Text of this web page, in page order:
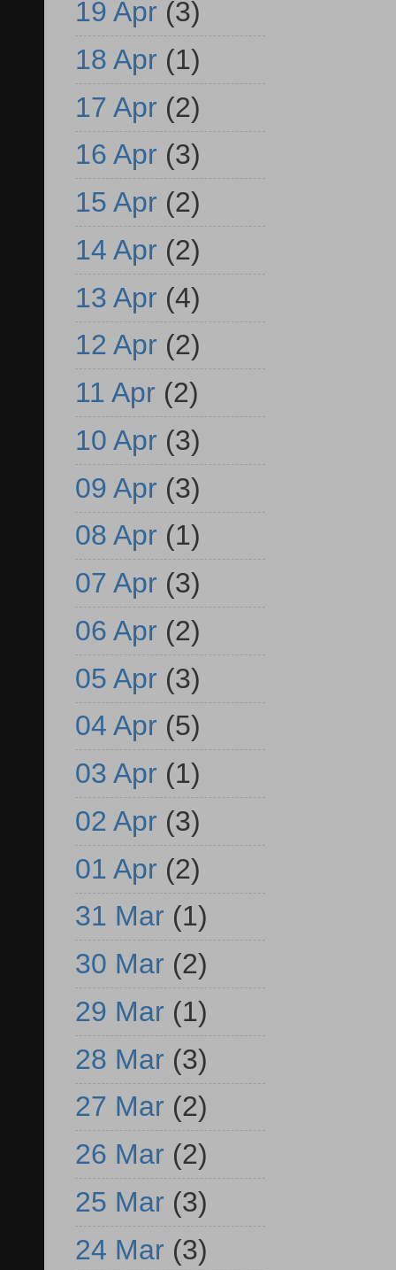
19 Apr (3)
18 Apr (1)
17 Apr (2)
16 Apr (3)
15 Apr (2)
14 Apr (2)
13 Apr (4)
12 Apr (2)
11 Apr (2)
10 Apr (3)
09 Apr (3)
08 Apr (1)
07 Apr (3)
06 Apr (2)
05 Apr (3)
04 Apr (5)
03 Apr (1)
02 Apr (3)
01 Apr (2)
31 Mar (1)
30 Mar (2)
29 Mar (1)
28 Mar (3)
27 Mar (2)
26 Mar (2)
25 Mar (3)
24 Mar (3)